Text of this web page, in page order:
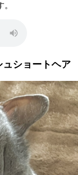
ショートヘア